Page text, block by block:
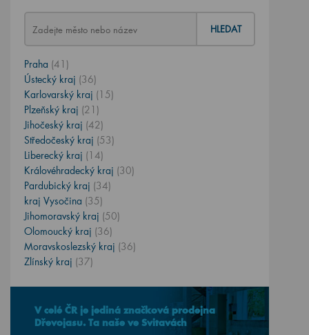
HLEDAT
Praha (41)
Ústecký kraj (36)
Karlovarský kraj (15)
Plzeňský kraj (21)
Jihočeský kraj (42)
Středočeský kraj (53)
Liberecký kraj (14)
Královéhradecký kraj (30)
Pardubický kraj (34)
kraj Vysočina (35)
Jihomoravský kraj (50)
Olomoucký kraj (36)
Moravskoslezský kraj (36)
Zlínský kraj (37)
V celé ČR je jediná značková prodejna
Dřevojasu. Ta naše ve Svitavách